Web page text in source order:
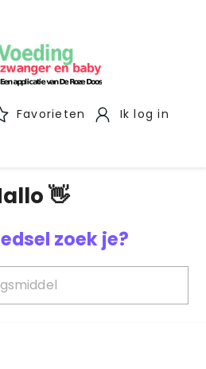
Favorieten Ik log in
👋
zoek je?